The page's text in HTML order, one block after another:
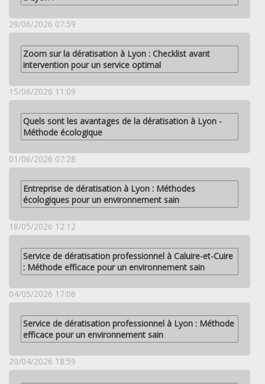
29/06/2026 07:59
Zoom sur la dératisation à Lyon : Checklist avant
intervention pour un service optimal
15/06/2026 11:09
Quels sont les avantages de la dératisation à Lyon -
Méthode écologique
01/06/2026 07:28
Entreprise de dératisation à Lyon : Méthodes
écologiques pour un environnement sain
18/05/2026 12:12
Service de dératisation professionnel à Caluire-et-Cuire
: Méthode efficace pour un environnement sain
04/05/2026 17:06
Service de dératisation professionnel à Lyon : Méthode
efficace pour un environnement sain
20/04/2026 18:59